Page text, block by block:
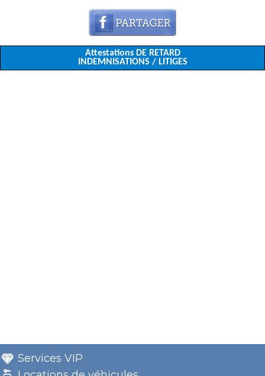
Attestations DE RETARD
INDEMNISATIONS / LITIGES
Services VIP